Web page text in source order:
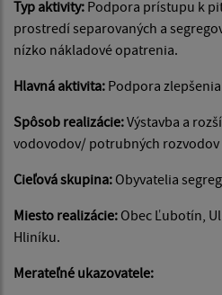
Typ aktivity: Podpora prístupu k
prostredí separovaných a
nízko nákladové opatrenia.
Hlavná aktivita: Podpora
Spôsob realizácie:Výstavba a
vodovodov/ potrubných rozvodov
Cieľová skupina: Obyvatelia
Miesto realizácie: Obec Ľubotín,
Hliníku.
Merateľné ukazovatele: